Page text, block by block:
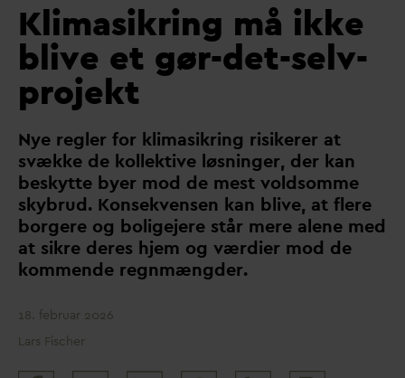
Klimasikring må ikke
blive et gør-det-selv-
projekt
Nye regler for klimasikring risikerer at
svække de kollektive løsninger, der kan
beskytte byer mod de mest voldsomme
skybrud. Konsekvensen kan blive, at flere
borgere og boligejere står mere alene med
at sikre deres hjem og værdier mod de
kommende regnmængder.
18. februar 2026
Lars Fischer